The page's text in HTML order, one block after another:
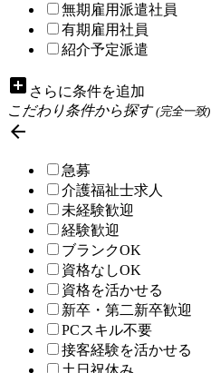
無期雇用派遣社員
有期雇用社員
紹介予定派遣
add_box さらに条件を追加
こだわり条件から探す(完全一致)

急募
介護福祉士求人
未経験歓迎
経験歓迎
ブランクOK
資格なしOK
資格を活かせる
新卒・第二新卒歓迎
PCスキル不要
接客経験を活かせる
土日祝休み